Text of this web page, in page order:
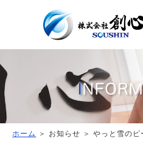
ホーム
＞ お知らせ ＞ やっと雪の